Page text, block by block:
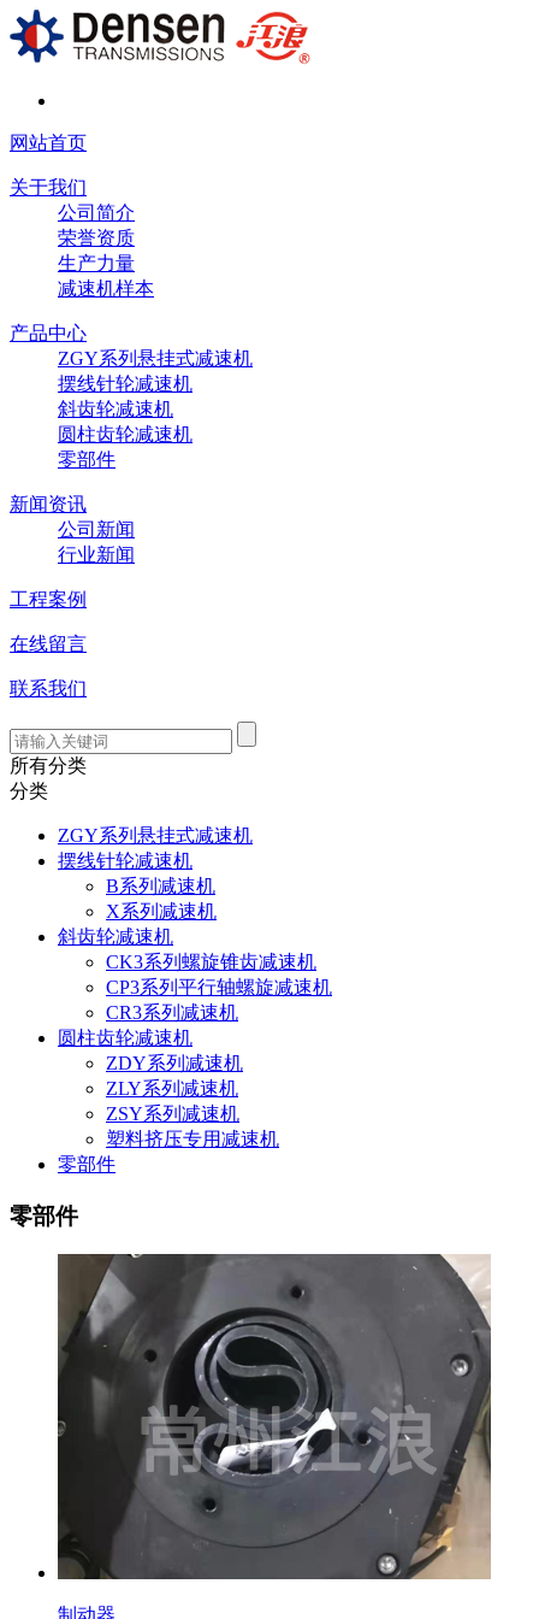
网站首页
关于我们
公司简介
荣誉资质
生产力量
减速机样本
产品中心
ZGY系列悬挂式减速机
摆线针轮减速机
斜齿轮减速机
圆柱齿轮减速机
零部件
新闻资讯
公司新闻
行业新闻
工程案例
在线留言
联系我们
所有分类
分类
ZGY系列悬挂式减速机
摆线针轮减速机
B系列减速机
X系列减速机
斜齿轮减速机
CK3系列螺旋锥齿减速机
CP3系列平行轴螺旋减速机
CR3系列减速机
圆柱齿轮减速机
ZDY系列减速机
ZLY系列减速机
ZSY系列减速机
塑料挤压专用减速机
零部件
零部件